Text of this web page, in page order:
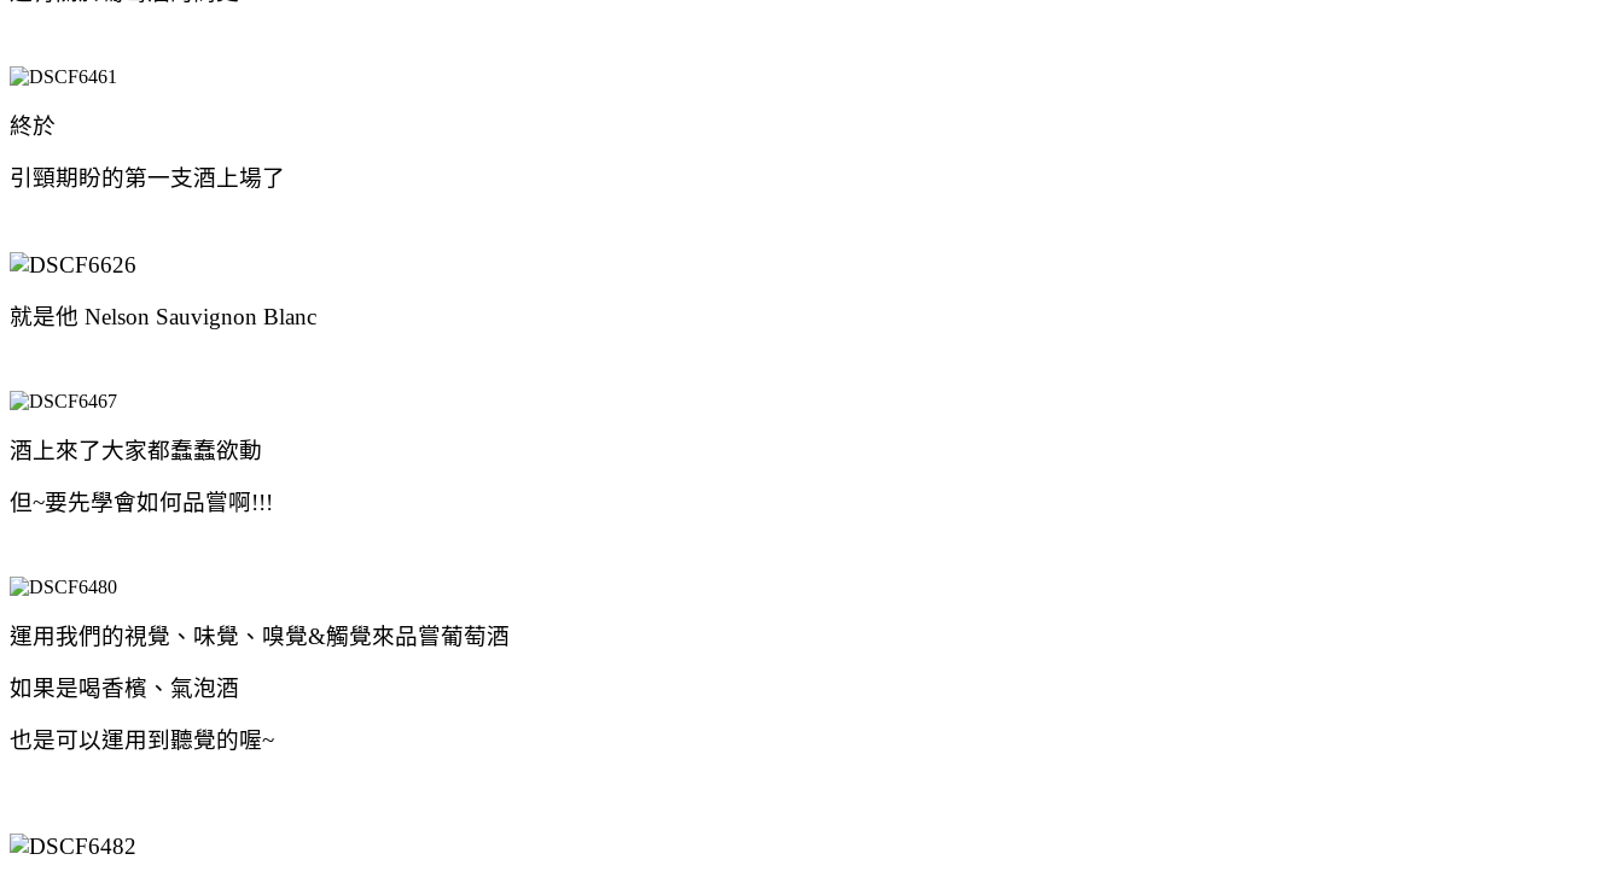
終於
引頸期盼的第一支酒上場了
就是他 Nelson Sauvignon Blanc
酒上來了大家都蠢蠢欲動
但~要先學會如何品嘗啊!!!
運用我們的視覺、味覺、嗅覺&觸覺來品嘗葡萄酒
如果是喝香檳、氣泡酒
也是可以運用到聽覺的喔~